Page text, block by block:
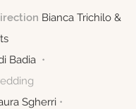
Bianca Trichilo &
Badia •
Sgherri •